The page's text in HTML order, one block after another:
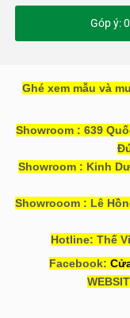
Góp ý:
Ghé xem mẫu và
Showroom : 639
Showroom : Kinh
Showrooom : Lê
Hotline: Thế
Facebook: